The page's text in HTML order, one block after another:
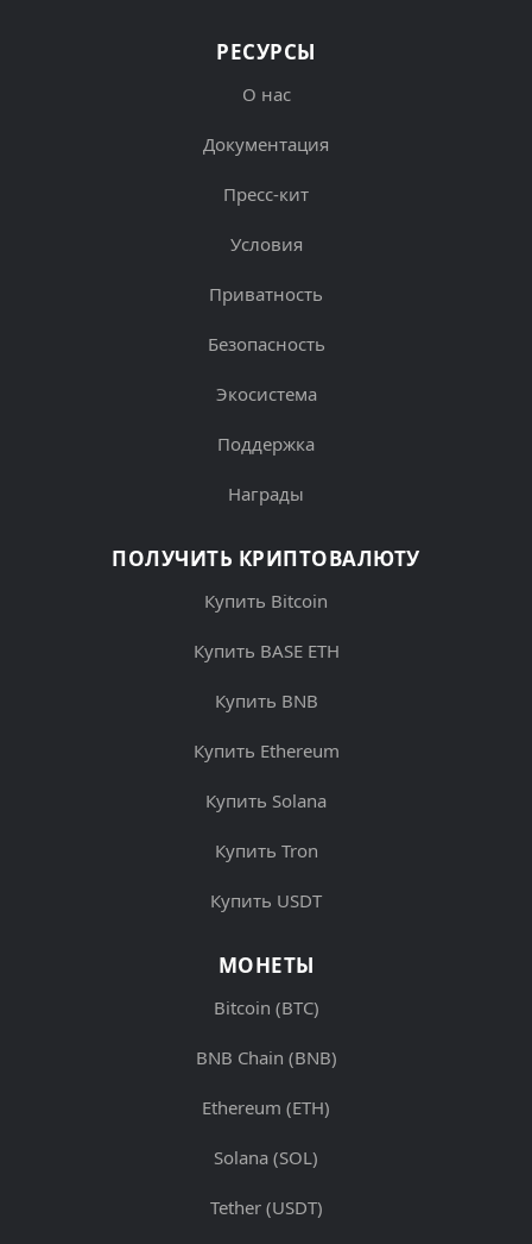
РЕСУРСЫ
О нас
Документация
Пресс-кит
Условия
Приватность
Безопасность
Экосистема
Поддержка
Награды
ПОЛУЧИТЬ КРИПТОВАЛЮТУ
Купить Bitcoin
Купить BASE ETH
Купить BNB
Купить Ethereum
Купить Solana
Купить Tron
Купить USDT
МОНЕТЫ
Bitcoin (BTC)
BNB Chain (BNB)
Ethereum (ETH)
Solana (SOL)
Tether (USDT)